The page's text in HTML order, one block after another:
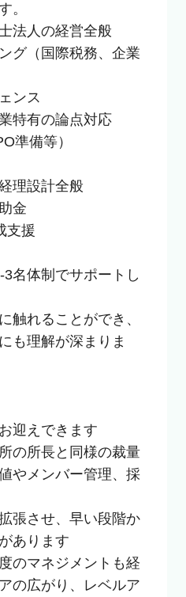
。
法人の経営全般
グ（国際税務、企業
ンス
特有の論点対応
準備等）
理設計全般
金
支援
名体制でサポートし
触れることができ、
も理解が深まりま
迎えできます
の所長と同様の裁量
やメンバー管理、採
張させ、早い段階か
あります
のマネジメントも経
の広がり、レベルア